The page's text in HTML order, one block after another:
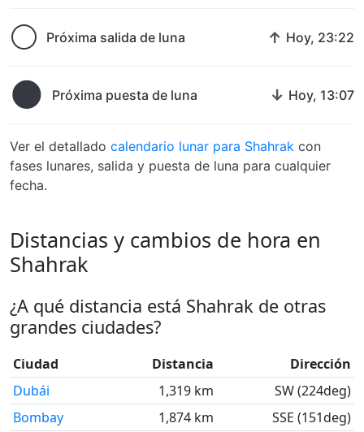
🌕 Próxima salida de luna ↑ Hoy, 23:22
🌑 Próxima puesta de luna ↓ Hoy, 13:07
Ver el detallado calendario lunar para Shahrak con
fases lunares, salida y puesta de luna para cualquier
fecha.
Distancias y cambios de hora en
Shahrak
¿A qué distancia está Shahrak de otras
grandes ciudades?
Ciudad Distancia
Dirección
Dubái
1,319 km
SW (224deg)
Bombay
1,874 km SSE (151deg)